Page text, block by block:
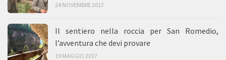
24 NOVEMBRE 2017
Il sentiero nella roccia per San Romedio,
l’avventura che devi provare
19 MAGGIO 2017